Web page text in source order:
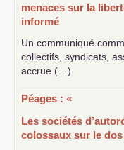
menaces sur la
informé
Un communiqué
collectifs, syndicats,
accrue (…)
Péages : «
Les sociétés
colossaux sur le